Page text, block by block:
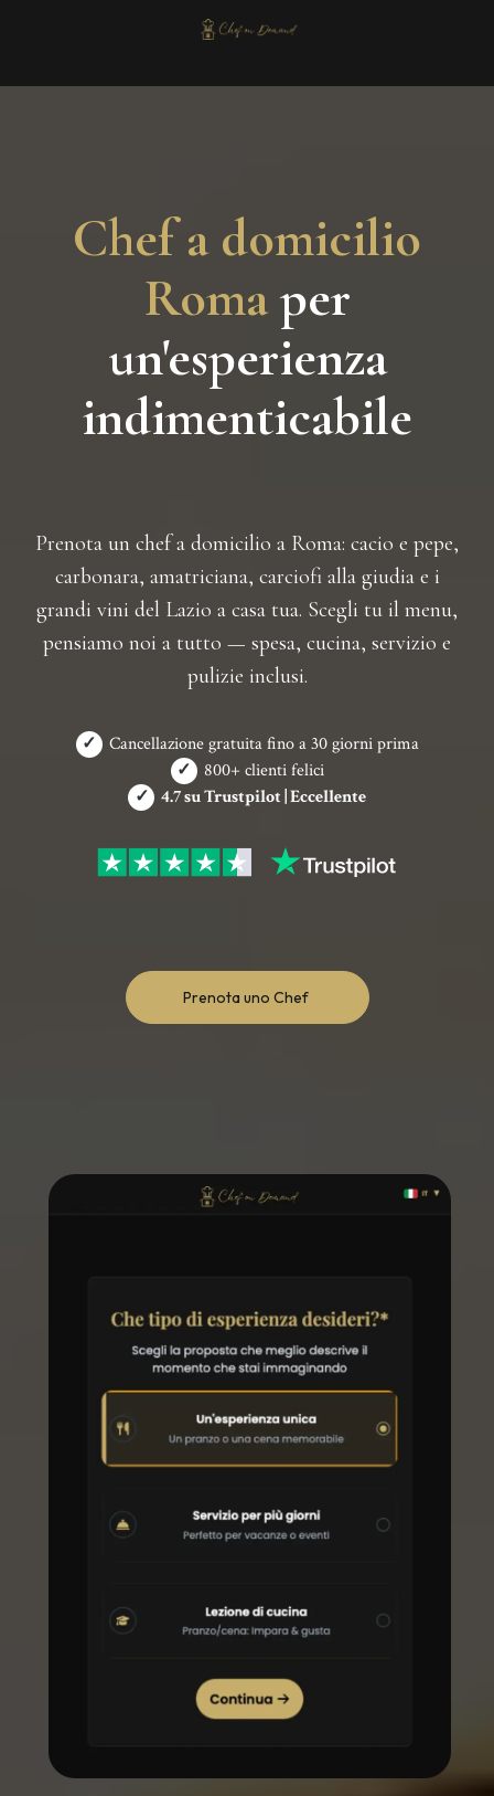
Chef a domicilio
Romaper
un'esperienza
indimenticabile
Prenota un chef a domicilio a Roma: cacio e pepe,
carbonara, amatriciana, carciofi alla giudia e i
grandi vini del Lazio a casa tua. Scegli tu il menu,
pensiamo noi a tutto — spesa, cucina, servizio e
pulizie inclusi.
✓
Cancellazione gratuita fino a 30 giorni prima
✓
800+ clienti felici
✓ 4.7 su Trustpilot | Eccellente
Prenota uno Chef